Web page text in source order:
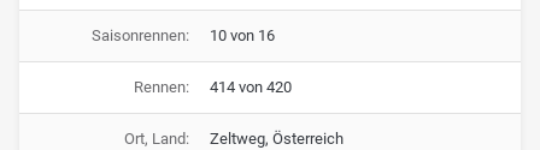
Saisonrennen: 10 von 16
Rennen: 414 von 420
Ort, Land: Zeltweg, Österreich